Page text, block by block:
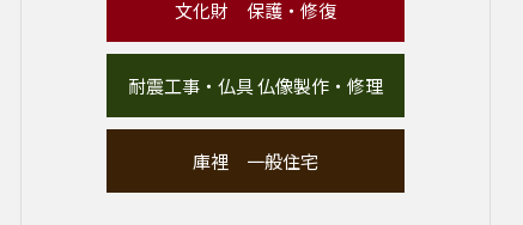
文化財 保護・修復
耐震工事・仏具 仏像製作・修理
庫裡 一般住宅